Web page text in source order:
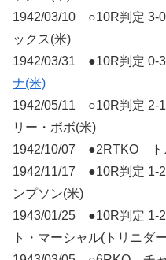
1942/03/10 ○10R判定 3-
ックス(米)
1942/03/31 ●10R判定 0-
ナ(米)
1942/05/11 ○10R判定 2-
リー・ボボ(米)
1942/10/07 ●2RTKO ト
1942/11/17 ●10R判定 1-
ンプソン(米)
1943/01/25 ●10R判定 1-
ト・マーシャル(トリニダ